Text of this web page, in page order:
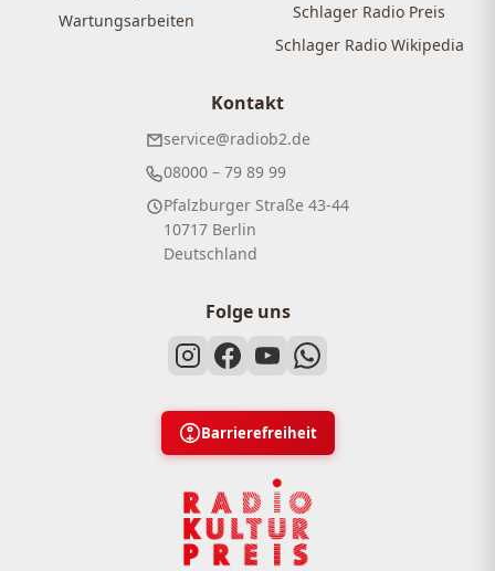
Wartungsarbeiten
Schlager Radio Preis
Schlager Radio Wikipedia
Kontakt
service@radiob2.de
08000 – 79 89 99
Pfalzburger Straße 43-44
10717 Berlin
Deutschland
Folge uns
Barrierefreiheit